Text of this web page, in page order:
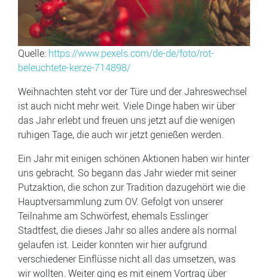
Quelle: https://www.pexels.com/de-de/foto/rot-
beleuchtete-kerze-714898/
Weihnachten steht vor der Türe und der Jahreswechsel
ist auch nicht mehr weit. Viele Dinge haben wir über
das Jahr erlebt und freuen uns jetzt auf die wenigen
ruhigen Tage, die auch wir jetzt genießen werden.
Ein Jahr mit einigen schönen Aktionen haben wir hinter
uns gebracht. So begann das Jahr wieder mit seiner
Putzaktion, die schon zur Tradition dazugehört wie die
Hauptversammlung zum OV. Gefolgt von unserer
Teilnahme am Schwörfest, ehemals Esslinger
Stadtfest, die dieses Jahr so alles andere als normal
gelaufen ist. Leider konnten wir hier aufgrund
verschiedener Einflüsse nicht all das umsetzen, was
wir wollten. Weiter ging es mit einem Vortrag über